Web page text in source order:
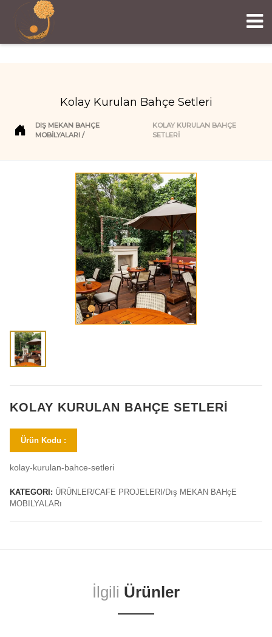
Kolay Kurulan Bahçe Setleri
DIŞ MEKAN BAHÇE
MOBILYALARI
KOLAY KURULAN BAHÇE
SETLERI
KOLAY KURULAN BAHÇE SETLERI
Ürün Kodu :
kolay-kurulan-bahce-setleri
KATEGORI: ÜRÜNLER/CAFE PROJELERI/Dış MEKAN BAHçE
MOBILYALARı
İlgili Ürünler